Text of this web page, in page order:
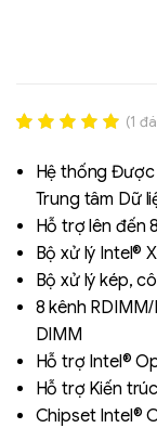
out of 5
based on
đánh giá
(1
Hệ thống Được
Trung tâm Dữ
Hỗ trợ lên đến
Bộ xử lý Intel®
Bộ xử lý kép,
8 kênh
DIMM
Hỗ trợ Intel®
Hỗ trợ Kiến
Chipset Intel®
Liên hệ
SK hynix - DRAM
- GDDR - GDDR6